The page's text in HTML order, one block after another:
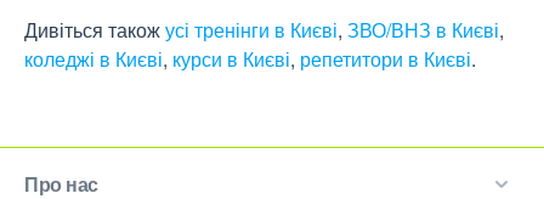
Дивіться такожусі тренінги в Києві, ЗВО/ВНЗ в Києві,
коледжі в Києві, курси в Києві, репетитори в Києві.
Про нас